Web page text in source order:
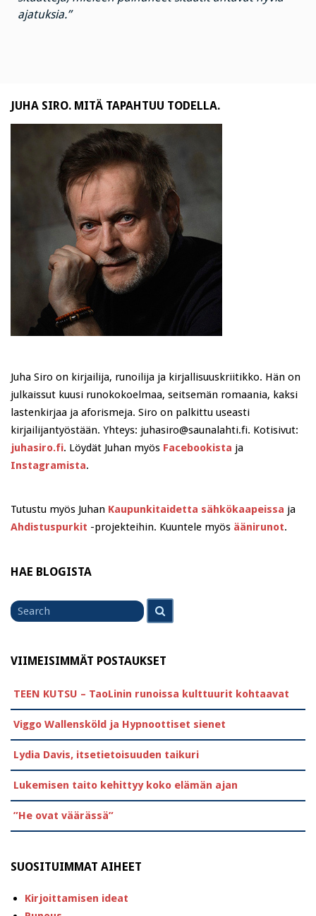
ajatuksia.”
JUHA SIRO. MITÄ TAPAHTUU TODELLA.
Juha Siro on kirjailija, runoilija ja kirjallisuuskriitikko. Hän on
julkaissut kuusi runokokoelmaa, seitsemän romaania, kaksi
lastenkirjaa ja aforismeja. Siro on palkittu useasti
kirjailijantyöstään. Yhteys: juhasiro@saunalahti.fi. Kotisivut:
juhasiro.fi. Löydät Juhan myös Facebookista ja
Instagramista.
Tutustu myös Juhan Kaupunkitaidetta sähkökaapeissa ja
Ahdistuspurkit -projekteihin. Kuuntele myös äänirunot.
HAE BLOGISTA
Search
for
VIIMEISIMMÄT POSTAUKSET
TEEN KUTSU – TaoLinin runoissa kulttuurit kohtaavat
Viggo Wallensköld ja Hypnoottiset sienet
Lydia Davis, itsetietoisuuden taikuri
Lukemisen taito kehittyy koko elämän ajan
”He ovat väärässä”
SUOSITUIMMAT AIHEET
Kirjoittamisen ideat